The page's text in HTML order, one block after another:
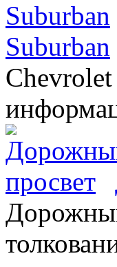
Suburban